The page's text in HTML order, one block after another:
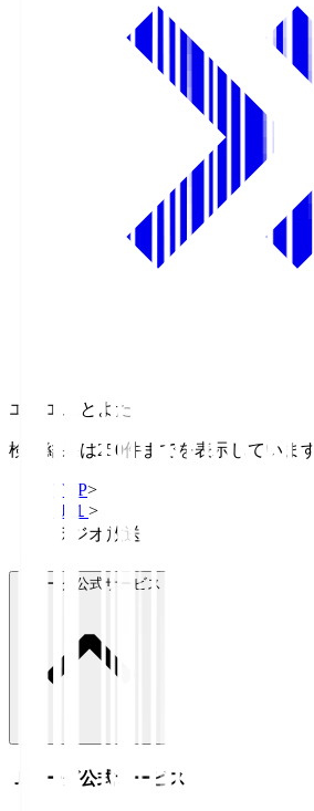
エフエムとよた
検索結果は250件までを表示しています
TOP>
Ｊ１ >
ラジオ放送
Ｊリーグ公式サービス
Ｊリーグ公式サービス